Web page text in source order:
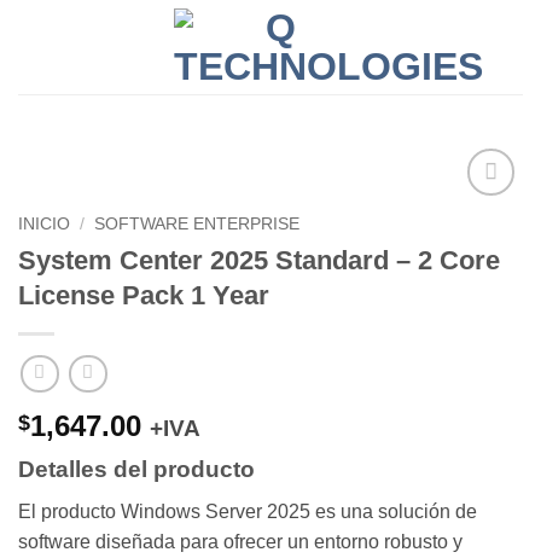
INICIO / SOFTWARE ENTERPRISE
System Center 2025 Standard – 2 Core
License Pack 1 Year
$1,647.00 +IVA
Detalles del producto
El producto Windows Server 2025 es una solución de
software diseñada para ofrecer un entorno robusto y